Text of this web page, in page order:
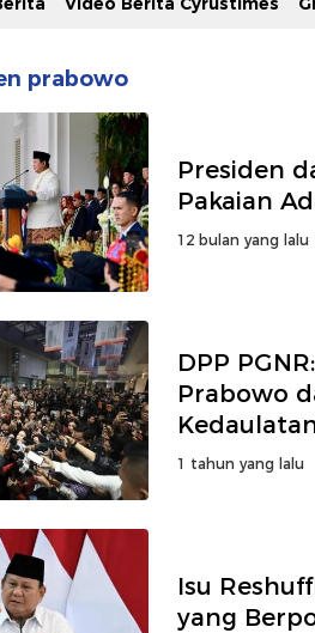
prabowo
Presiden
Pakaian
12 bulan yang lalu
DPP
Prabowo
1 tahun yang lalu
Isu
yang